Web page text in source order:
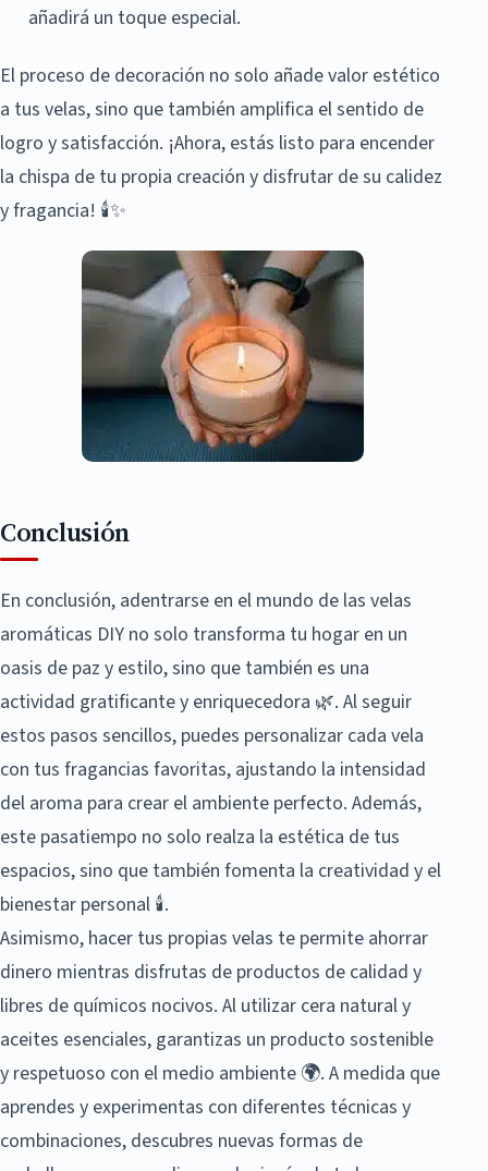
añadirá un toque especial.
El proceso de decoración no solo añade valor estético
a tus velas, sino que también amplifica el sentido de
logro y satisfacción. ¡Ahora, estás listo para encender
la chispa de tu propia creación y disfrutar de su calidez
y fragancia! 🕯️✨
Conclusión
En conclusión, adentrarse en el mundo de las velas
aromáticas DIY no solo transforma tu hogar en un
oasis de paz y estilo, sino que también es una
actividad gratificante y enriquecedora 🌿. Al seguir
estos pasos sencillos, puedes personalizar cada vela
con tus fragancias favoritas, ajustando la intensidad
del aroma para crear el ambiente perfecto. Además,
este pasatiempo no solo realza la estética de tus
espacios, sino que también fomenta la creatividad y el
bienestar personal 🕯️.
Asimismo, hacer tus propias velas te permite ahorrar
dinero mientras disfrutas de productos de calidad y
libres de químicos nocivos. Al utilizar cera natural y
aceites esenciales, garantizas un producto sostenible
y respetuoso con el medio ambiente 🌍. A medida que
aprendes y experimentas con diferentes técnicas y
combinaciones, descubres nuevas formas de